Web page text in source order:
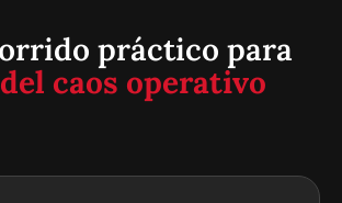
práctico para
caos operativo